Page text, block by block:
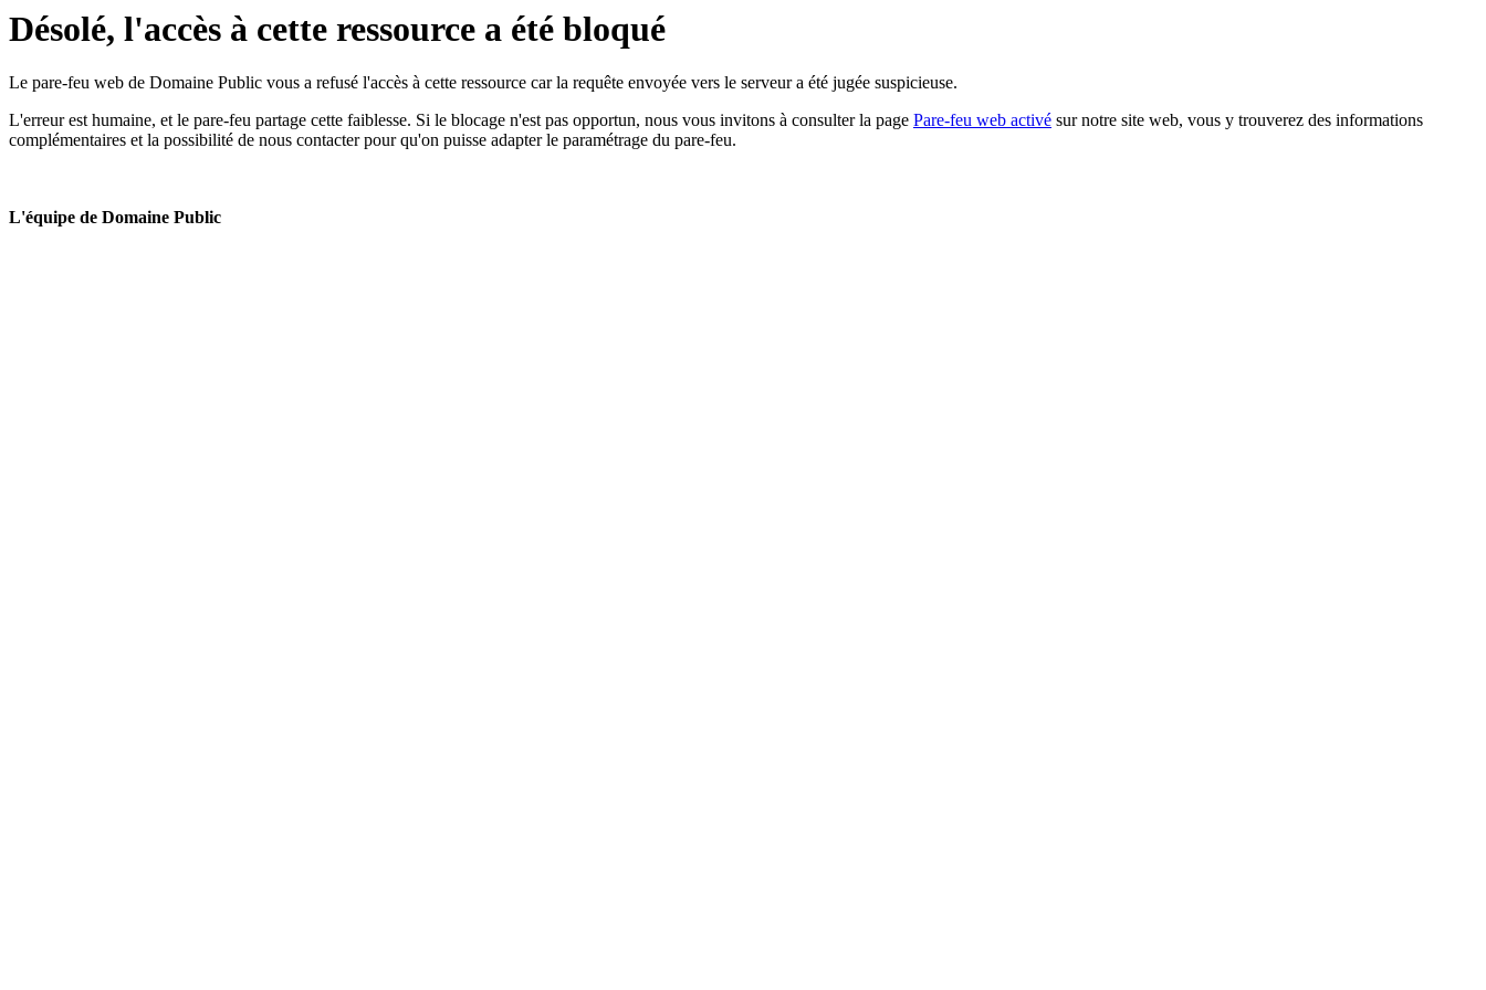
Désolé, l'accès à cette ressource a été bloqué
Le pare-feu web de Domaine Public vous a refusé l'accès à cette ressource car la requête envoyée vers le serveur a été jugée suspicieuse.
L'erreur est humaine, et le pare-feu partage cette faiblesse. Si le blocage n'est pas opportun, nous vous invitons à consulter la page Pare-feu web activé sur notre site web, vous y trouverez des informations
complémentaires et la possibilité de nous contacter pour qu'on puisse adapter le paramétrage du pare-feu.
L'équipe de Domaine Public